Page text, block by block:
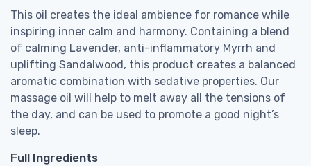
This oil creates the ideal ambience for romance while
inspiring inner calm and harmony. Containing a blend
of calming Lavender, anti-inflammatory Myrrh and
uplifting Sandalwood, this product creates a balanced
aromatic combination with sedative properties. Our
massage oil will help to melt away all the tensions of
the day, and can be used to promote a good night’s
sleep.
Full Ingredients